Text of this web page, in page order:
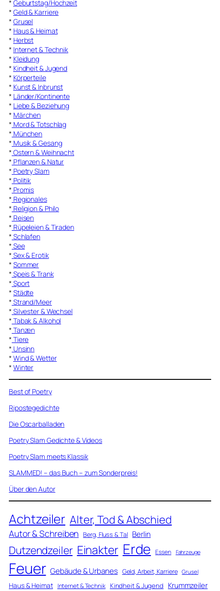
* Geburtstag/Hochzeit
* Geld & Karriere
* Grusel
* Haus & Heimat
* Herbst
* Internet & Technik
* Kleidung
* Kindheit & Jugend
* Körperteile
* Kunst & Inbrunst
* Länder/Kontinente
* Liebe & Beziehung
* Märchen
* Mord & Totschlag
* München
* Musik & Gesang
* Ostern & Weihnacht
* Pflanzen & Natur
* Poetry Slam
* Politik
* Promis
* Regionales
* Religion & Philo
* Reisen
* Rüpeleien & Tiraden
* Schlafen
* See
* Sex & Erotik
* Sommer
* Speis & Trank
* Sport
* Städte
* Strand/Meer
* Silvester & Wechsel
* Tabak & Alkohol
* Tanzen
* Tiere
* Unsinn
* Wind & Wetter
* Winter
Best of Poetry
Ripostegedichte
Die Oscarballaden
Poetry Slam Gedichte & Videos
Poetry Slam meets Klassik
SLAMMED! – das Buch – zum Sonderpreis!
Über den Autor
Achtzeiler Alter, Tod & Abschied
Autor & Schreiben Berg, Fluss & Tal Berlin
Dutzendzeiler Einakter Erde Essen Fahrzeuge
Feuer Gebäude & Urbanes Geld, Arbeit, Karriere Grusel
Haus & Heimat Internet & Technik Kindheit & Jugend Krummzeiler